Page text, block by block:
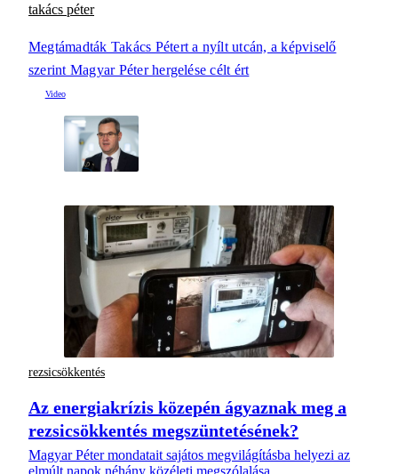
takács péter
Megtámadták Takács Pétert a nyílt utcán, a képviselő
szerint Magyar Péter hergelése célt ért
rezsicsökkentés
Az energiakrízis közepén ágyaznak meg a
rezsicsökkentés megszüntetésének?
Magyar Péter mondatait sajátos megvilágításba helyezi az
elmúlt napok néhány közéleti megszólalása.